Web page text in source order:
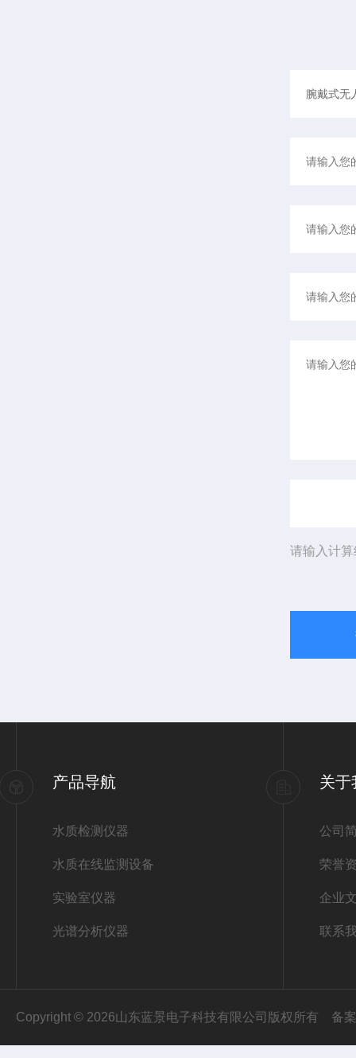
请输入计
产品导航
水质检测仪器
水质在线监测设备
实验室仪器
光谱分析仪器
关于
公司
荣誉
企业
联系
Copyright © 2026山东蓝景电子科技有限公司版权所有 备